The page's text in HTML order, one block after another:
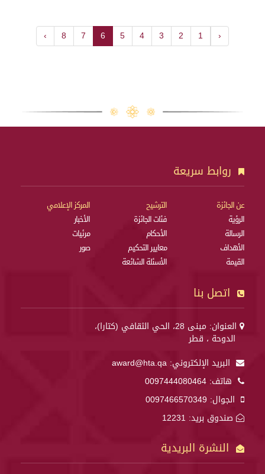
‹
1
2
3
4
5
6
7
8
›
روابط سريعة
عن الجائزة
الرؤية
الرسالة
الأهداف
القيمة
الترشيح
فئات الجائزة
الأحكام
معايير التحكيم
الأسئلة الشائعة
المركز الإعلامي
الأخبار
مرئيات
صور
اتصل بنا
العنوان: مبنى 28، الحي الثقافي (كتارا)،
الدوحة ، قطر
البريد الإلكتروني: award@hta.qa
هاتف: 0097444080464
الجوال: 0097466570349
صندوق بريد: 12231
النشرة البريدية